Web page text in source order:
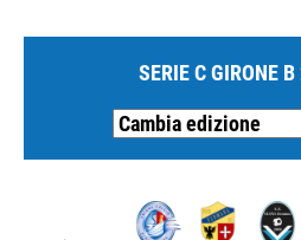
SERIE C GIRONE